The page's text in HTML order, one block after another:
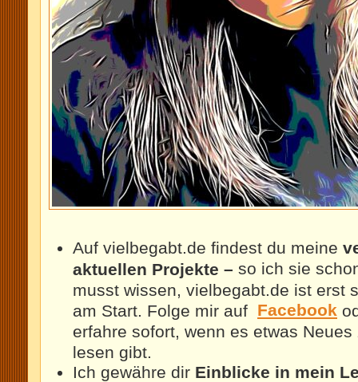
Auf vielbegabt.de findest du meine
aktuellen Projekte – so ich sie
musst wissen, vielbegabt.de ist erst
am Start. Folge mir auf Facebook
erfahre sofort, wenn es etwas
lesen gibt.
Ich gewähre dir Einblicke in mein